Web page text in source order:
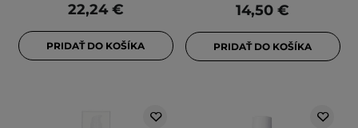
22,24 €
PRIDAŤ DO KOŠÍKA
14,50 €
PRIDAŤ DO KOŠÍKA